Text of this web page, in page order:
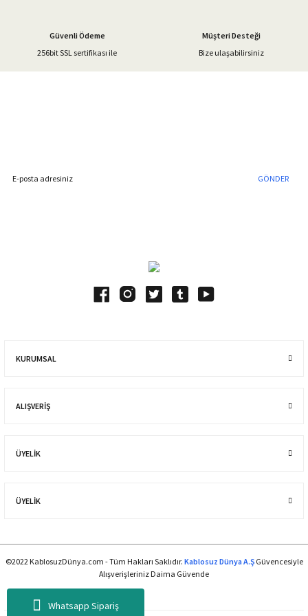
Whatsapp Sipariş
Gönder
Güvenli Ödeme
256bit SSL sertifikası ile
Müşteri Desteği
Bize ulaşabilirsiniz
GÖNDER
KURUMSAL
ALIŞVERIŞ
ÜYELİK
ÜYELİK
©2022 KablosuzDünya.com - Tüm Hakları Saklıdır. Kablosuz Dünya A.ŞGüvencesiyle
Alışverişleriniz Daima Güvende